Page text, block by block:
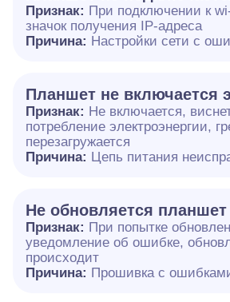
Признак: При подключении к
значок получения IP-адреса
Причина: Настройки сети с
Планшет не включается
Признак: Не включается,
потребление электроэнергии,
перезагружается
Причина: Цепь питания
Не обновляется планшет
Признак: При попытке
уведомление об ошибке,
происходит
Причина: Прошивка с